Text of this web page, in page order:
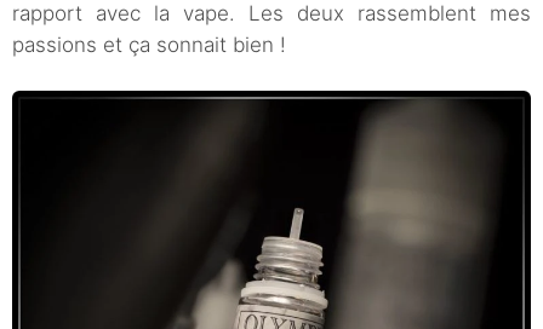
rapport avec la vape. Les deux rassemblent mes
passions et ça sonnait bien !